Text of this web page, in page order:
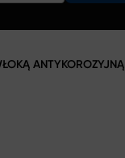
ANTYKOROZYJNĄ